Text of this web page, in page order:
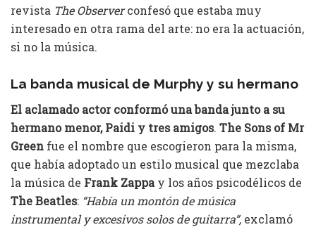
revista The Observerconfesó que estaba muy
interesado en otra rama del arte: no era la actuación,
si no la música.
La banda musical de Murphy y su hermano
El aclamado actor conformó una banda junto a su
hermano menor, Paidi y tres amigos. The Sons of Mr
Green fue el nombre que escogieron para la misma,
que había adoptado un estilo musical que mezclaba
la música de Frank Zappay los años psicodélicos de
The Beatles: “Había un montón de música
instrumental y excesivos solos de guitarra”, exclamó